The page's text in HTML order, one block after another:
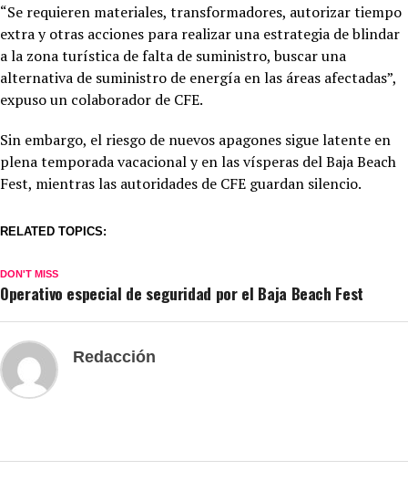
“Se requieren materiales, transformadores, autorizar tiempo
extra y otras acciones para realizar una estrategia de blindar
a la zona turística de falta de suministro, buscar una
alternativa de suministro de energía en las áreas afectadas”,
expuso un colaborador de CFE.
Sin embargo, el riesgo de nuevos apagones sigue latente en
plena temporada vacacional y en las vísperas del Baja Beach
Fest, mientras las autoridades de CFE guardan silencio.
RELATED TOPICS:
DON'T MISS
Operativo especial de seguridad por el Baja Beach Fest
Redacción